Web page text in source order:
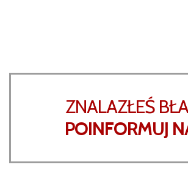
ZNALAZŁEŚ
POINFORMUJ